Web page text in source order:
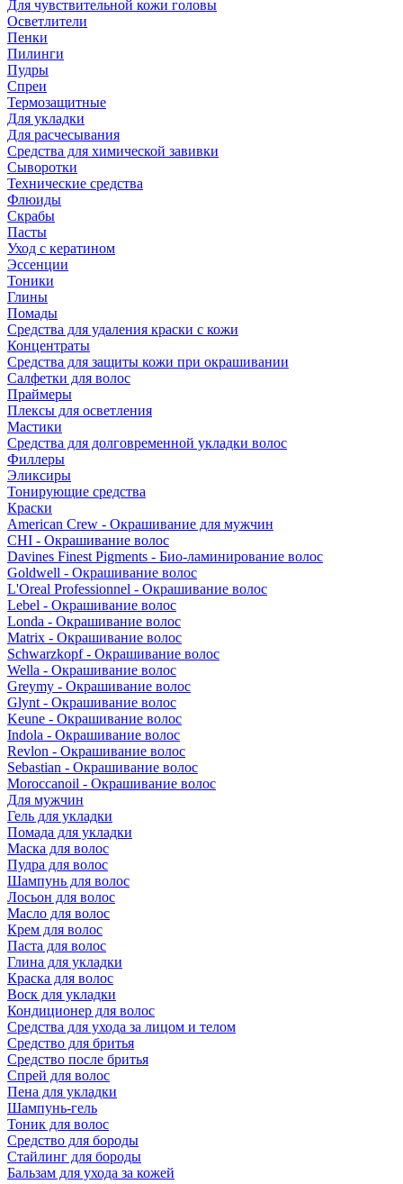
Для чувствительной кожи головы
Осветлители
Пенки
Пилинги
Пудры
Спреи
Термозащитные
Для укладки
Для расчесывания
Средства для химической завивки
Сыворотки
Технические средства
Флюиды
Скрабы
Пасты
Уход с кератином
Эссенции
Тоники
Глины
Помады
Средства для удаления краски с кожи
Концентраты
Средства для защиты кожи при окрашивании
Салфетки для волос
Праймеры
Плексы для осветления
Мастики
Средства для долговременной укладки волос
Филлеры
Эликсиры
Тонирующие средства
Краски
American Crew - Окрашивание для мужчин
CHI - Окрашивание волос
Davines Finest Pigments - Био-ламинирование волос
Goldwell - Окрашивание волос
L'Oreal Professionnel - Окрашивание волос
Lebel - Окрашивание волос
Londa - Окрашивание волос
Matrix - Окрашивание волос
Schwarzkopf - Окрашивание волос
Wella - Окрашивание волос
Greymy - Окрашивание волос
Glynt - Окрашивание волос
Keune - Окрашивание волос
Indola - Окрашивание волос
Revlon - Окрашивание волос
Sebastian - Окрашивание волос
Moroccanoil - Окрашивание волос
Для мужчин
Гель для укладки
Помада для укладки
Маска для волос
Пудра для волос
Шампунь для волос
Лосьон для волос
Масло для волос
Крем для волос
Паста для волос
Глина для укладки
Краска для волос
Воск для укладки
Кондиционер для волос
Средства для ухода за лицом и телом
Средство для бритья
Средство после бритья
Спрей для волос
Пена для укладки
Шампунь-гель
Тоник для волос
Средство для бороды
Стайлинг для бороды
Бальзам для ухода за кожей